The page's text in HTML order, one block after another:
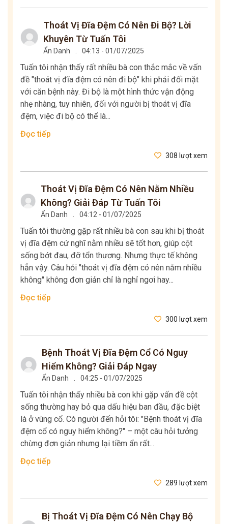
Thoát Vị Đĩa Đệm Có Nên Đi Bộ? Lời
Khuyên Từ Tuấn Tôi
Ẩn Danh . 04:13 - 01/07/2025
Tuấn tôi nhận thấy rất nhiều bà con thắc mắc về vấn
đề "thoát vị đĩa đệm có nên đi bộ" khi phải đối mặt
với căn bệnh này. Đi bộ là một hình thức vận động
nhẹ nhàng, tuy nhiên, đối với người bị thoát vị đĩa
đệm, việc đi bộ có thể là...
Đọc tiếp
308 lượt xem
Thoát Vị Đĩa Đệm Có Nên Nằm Nhiều
Không? Giải Đáp Từ Tuấn Tôi
Ẩn Danh . 04:12 - 01/07/2025
Tuấn tôi thường gặp rất nhiều bà con sau khi bị thoát
vị đĩa đệm cứ nghĩ nằm nhiều sẽ tốt hơn, giúp cột
sống bớt đau, đỡ tổn thương. Nhưng thực tế không
hẳn vậy. Câu hỏi "thoát vị đĩa đệm có nên nằm nhiều
không" không đơn giản chỉ là nghỉ ngơi hay...
Đọc tiếp
300 lượt xem
Bệnh Thoát Vị Đĩa Đệm Cổ Có Nguy
Hiểm Không? Giải Đáp Ngay
Ẩn Danh . 04:25 - 01/07/2025
Tuấn tôi nhận thấy nhiều bà con khi gặp vấn đề cột
sống thường hay bỏ qua dấu hiệu ban đầu, đặc biệt
là ở vùng cổ. Có người đến hỏi tôi: "Bệnh thoát vị đĩa
đệm cổ có nguy hiểm không?" – một câu hỏi tưởng
chừng đơn giản nhưng lại tiềm ẩn rất...
Đọc tiếp
289 lượt xem
Bị Thoát Vị Đĩa Đệm Có Nên Chạy Bộ